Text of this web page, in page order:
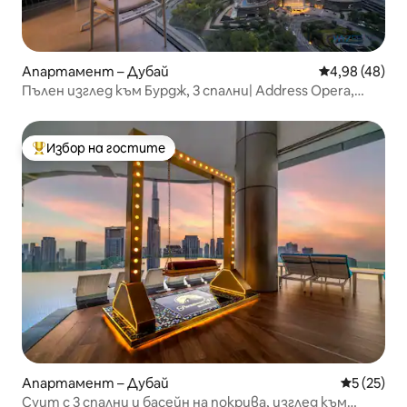
Апартамент – Дубай Средна
4,98 (48)
Пълен изглед към Бурдж, 3 спални| Address Opera,
Най-популярен избор на гостите
Избор на гостите
Апартамент – Дубай Средна
5 (25)
Суит с 3 спални и басейн на покрива, изглед към